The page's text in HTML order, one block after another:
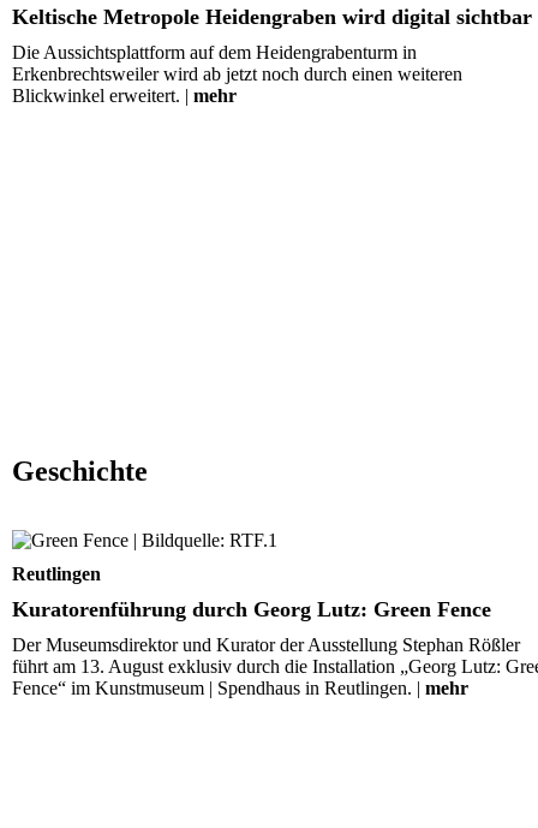
Keltische Metropole Heidengraben wird digital sichtbar
Die Aussichtsplattform auf dem Heidengrabenturm in
Erkenbrechtsweiler wird ab jetzt noch durch einen weiteren
Blickwinkel erweitert. | mehr
Geschichte
Kuratorenführung durch Georg Lutz: Green Fence
Reutlingen
Kuratorenführung durch Georg Lutz: Green Fence
Der Museumsdirektor und Kurator der Ausstellung Stephan Rößler
führt am 13. August exklusiv durch die Installation „Georg Lutz:
Fence“ im Kunstmuseum | Spendhaus in Reutlingen. | mehr